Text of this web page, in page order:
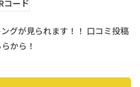
グが見られます！！ 口コミ投稿
から！